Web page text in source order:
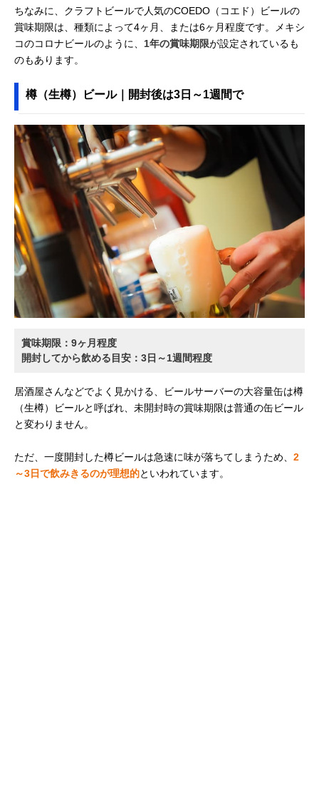
ちなみに、クラフトビールで人気のCOEDO（コエド）ビールの
賞味期限は、種類によって4ヶ月、または6ヶ月程度です。メキシ
コのコロナビールのように、 1年の賞味期限が設定されているも
のもあります。
樽（生樽）ビール｜開封後は3日～1週間で
賞味期限：9ヶ月程度
開封してから飲める目安：3日～1週間程度
居酒屋さんなどでよく見かける、ビールサーバーの大容量缶は樽
（生樽）ビールと呼ばれ、未開封時の賞味期限は普通の缶ビール
と変わりません。
ただ、一度開封した樽ビールは急速に味が落ちてしまうため、 2
～3日で飲みきるのが理想的といわれています。